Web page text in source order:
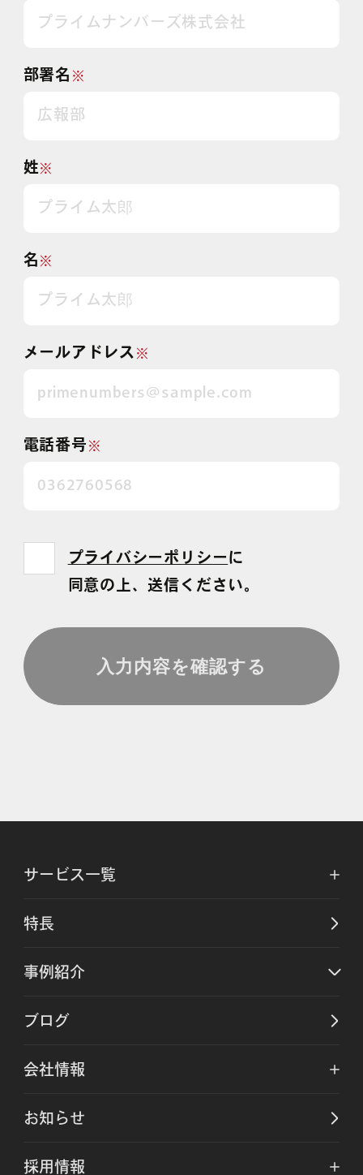
※
部署名
※
姓
※
名
※
メールアドレス
※
電話番号
プライバシーポリシー に
同意の上、送信ください。
サービス一覧
特長
事例紹介
ブログ
会社情報
お知らせ
採用情報